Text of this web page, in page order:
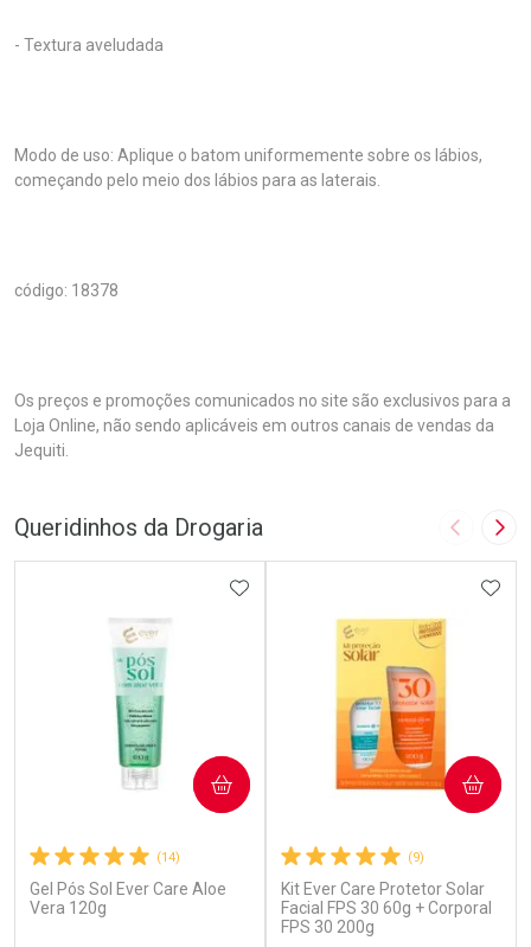
- Textura aveludada
Modo de uso: Aplique o batom uniformemente sobre os lábios,
começando pelo meio dos lábios para as laterais.
código: 18378
Os preços e promoções comunicados no site são exclusivos para a
Loja Online, não sendo aplicáveis em outros canais de vendas da
Jequiti.
Queridinhos da Drogaria Imagem
(14)
Gel Pós Sol Ever Care Aloe
Vera 120g
ADICIONAR AOS FAVORITOS
COMPRAR
(9)
Kit Ever Care Protetor Solar
Facial FPS 30 60g + Corporal
FPS 30 200g
COMPRAR